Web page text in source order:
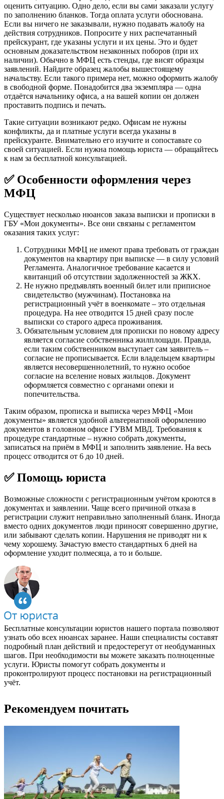
оценить ситуацию. Одно дело, если вы сами заказали услугу
по заполнению бланков. Тогда оплата услуги обоснована.
Если вы ничего не заказывали, нужно подавать жалобу на
действия сотрудников. Попросите у них распечатанный
прейскурант, где указаны услуги и их цены. Это и будет
основным доказательством незаконных поборов (при их
наличии). Обычно в МФЦ есть стенды, где висят образцы
заявлений. Найдите образец жалобы вышестоящему
начальству. Если такого примера нет, можно оформить жалобу
в свободной форме. Понадобится два экземпляра — одна
отдаётся начальнику офиса, а на вашей копии он должен
проставить подпись и печать.
Такие ситуации возникают редко. Офисам не нужны
конфликты, да и платные услуги всегда указаны в
прейскуранте. Внимательно его изучите и сопоставьте со
своей ситуацией. Если нужна помощь юриста — обращайтесь
к нам за бесплатной консультацией.
✅ Особенности оформления через
МФЦ
Существует несколько нюансов заказа выписки и прописки в
ГБУ «Мои документы». Все они связаны с регламентом
оказания таких услуг:
Сотрудники МФЦ не имеют права требовать от граждан
документов на квартиру при выписке — в силу условий
Регламента. Аналогичное требование касается и
квитанций об отсутствии задолженностей за ЖКХ.
Не нужно предъявлять военный билет или приписное
свидетельство (мужчинам). Постановка на
регистрационный учёт в военкомате – это отдельная
процедура. На нее отводится 15 дней сразу после
выписки со старого адреса проживания.
Обязательным условием для прописки по новому адресу
является согласие собственника жилплощади. Правда,
если таким собственником выступает сам заявитель –
согласие не прописывается. Если владельцем квартиры
является несовершеннолетний, то нужно особое
согласие на вселение новых жильцов. Документ
оформляется совместно с органами опеки и
попечительства.
Таким образом, прописка и выписка через МФЦ «Мои
документы» является удобной альтернативой оформлению
документов в головном офисе ГУВМ МВД. Требования к
процедуре стандартные – нужно собрать документы,
записаться на приём в МФЦ и заполнить заявление. На весь
процесс отводится от 6 до 10 дней.
✅ Помощь юриста
Возможные сложности с регистрационным учётом кроются в
документах и заявлении. Чаще всего причиной отказа в
регистрации служит неправильно заполненный бланк. Иногда
вместо одних документов люди приносят совершенно другие,
или забывают сделать копии. Нарушения не приводят ни к
чему хорошему. Зачастую вместо стандартных 6 дней на
оформление уходит полмесяца, а то и больше.
Бесплатные консультации юристов нашего портала позволяют
узнать обо всех нюансах заранее. Наши специалисты составят
подробный план действий и предостерегут от необдуманных
шагов. При необходимости вы можете заказать полноценные
услуги. Юристы помогут собрать документы и
проконтролируют процесс постановки на регистрационный
учёт.
Рекомендуем почитать